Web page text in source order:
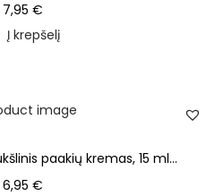
7,95€
Į krepšelį
paakių kremas, 15 ml...
6,95€